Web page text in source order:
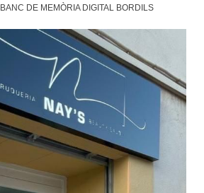
BANC DE MEMÒRIA DIGITAL BORDILS